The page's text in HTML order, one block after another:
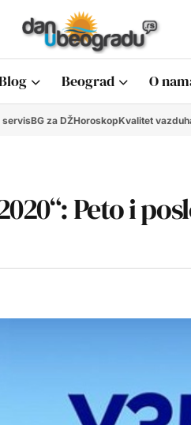
Beograd O
servisBG za DŽHoroskopKvalitet
Peto i